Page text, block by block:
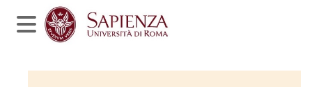
Salta al contenido principal
Panel lateral